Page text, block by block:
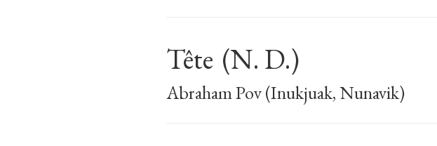
Tête (N. D.)
Abraham Pov (Inukjuak, Nunavik)